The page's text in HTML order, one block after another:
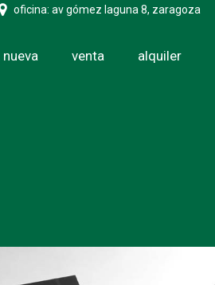
oficina: av gómez laguna 8, zaragoza
venta alquiler